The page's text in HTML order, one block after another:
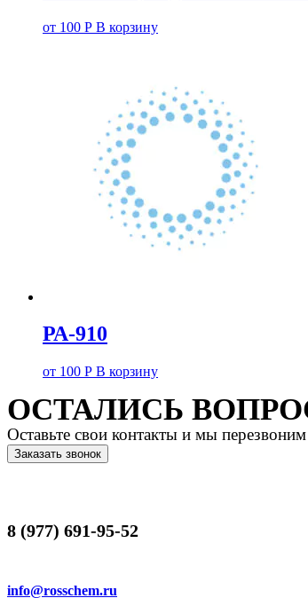
от 100 Р В корзину
РА-910
от 100 Р В корзину
ОСТАЛИСЬ
Оставьте свои контакты и мы
Заказать звонок
8 (977) 691-95-52
info@rosschem.ru